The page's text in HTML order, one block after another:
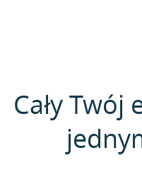
Cały Twój